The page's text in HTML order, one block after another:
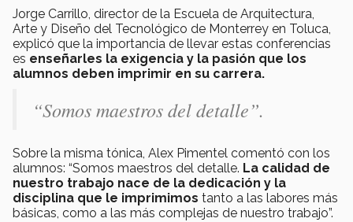
Jorge Carrillo, director de la Escuela de Arquitectura,
Arte y Diseño del Tecnológico de Monterrey en Toluca,
explicó que la importancia de llevar estas conferencias
es enseñarles la exigencia y la pasión que los
alumnos deben imprimir en su carrera.
“Somos maestros del detalle”.
Sobre la misma tónica, Alex Pimentel comentó con los
alumnos: “Somos maestros del detalle. La calidad de
nuestro trabajo nace de la dedicación y la
disciplina que le imprimimos tanto a las labores más
básicas, como a las más complejas de nuestro trabajo”.